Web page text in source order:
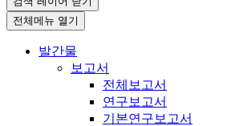
전체메뉴 열기
발간물
보고서
전체보고서
연구보고서
기본연구보고서